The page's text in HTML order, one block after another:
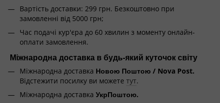
Вартість доставки: 299 грн. Безкоштовно при
замовленні від 5000 грн;
Час подачі кур'єра до 60 хвилин з моменту онлайн-
оплати замовлення.
Міжнародна доставка в будь-який куточок світу
Міжнародна доставка Новою Поштою / Nova Post.
Відстежити посилку ви можете тут.
Міжнародна доставка УкрПоштою.